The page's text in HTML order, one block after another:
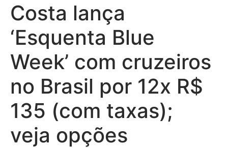
Costa lança
‘Esquenta Blue
Week’ com cruzeiros
no Brasil por 12x R$
135 (com taxas);
veja opções